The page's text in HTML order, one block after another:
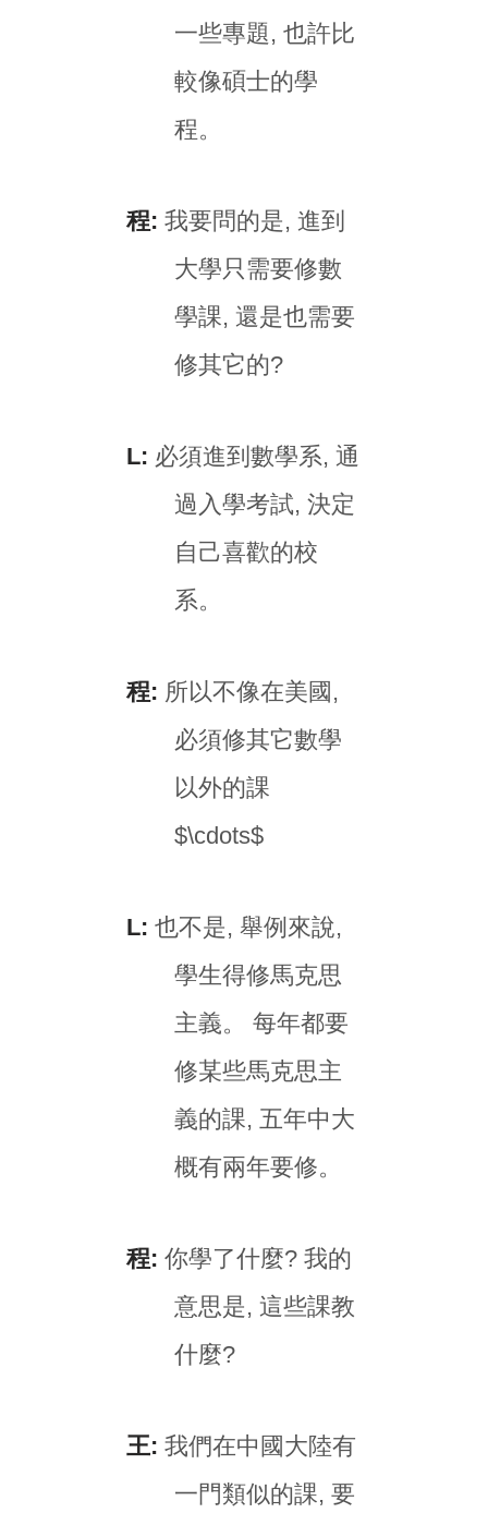
一些專題, 也許比
較像碩士的學
程。
程: 我要問的是, 進到
大學只需要修數
學課, 還是也需要
修其它的?
L: 必須進到數學系, 通
過入學考試, 決定
自己喜歡的校
系。
程: 所以不像在美國,
必須修其它數學
以外的課
$\cdots$
L: 也不是, 舉例來說,
學生得修馬克思
主義。 每年都要
修某些馬克思主
義的課, 五年中大
概有兩年要修。
程: 你學了什麼? 我的
意思是, 這些課教
什麼?
王: 我們在中國大陸有
一門類似的課, 要